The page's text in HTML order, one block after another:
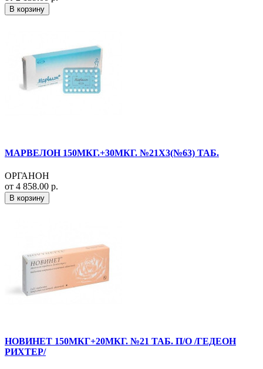
В корзину
МАРВЕЛОН 150МКГ.+30МКГ. №21X3(№63) ТАБ.
ОРГАНОН
от 4 858.00 р.
В корзину
НОВИНЕТ 150МКГ+20МКГ. №21 ТАБ. П/О /ГЕДЕОН
РИХТЕР/